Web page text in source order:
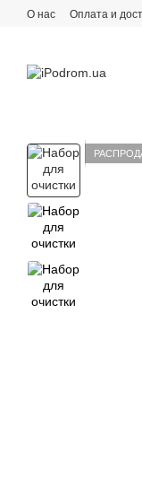
Перейти к
О нас Оплата и